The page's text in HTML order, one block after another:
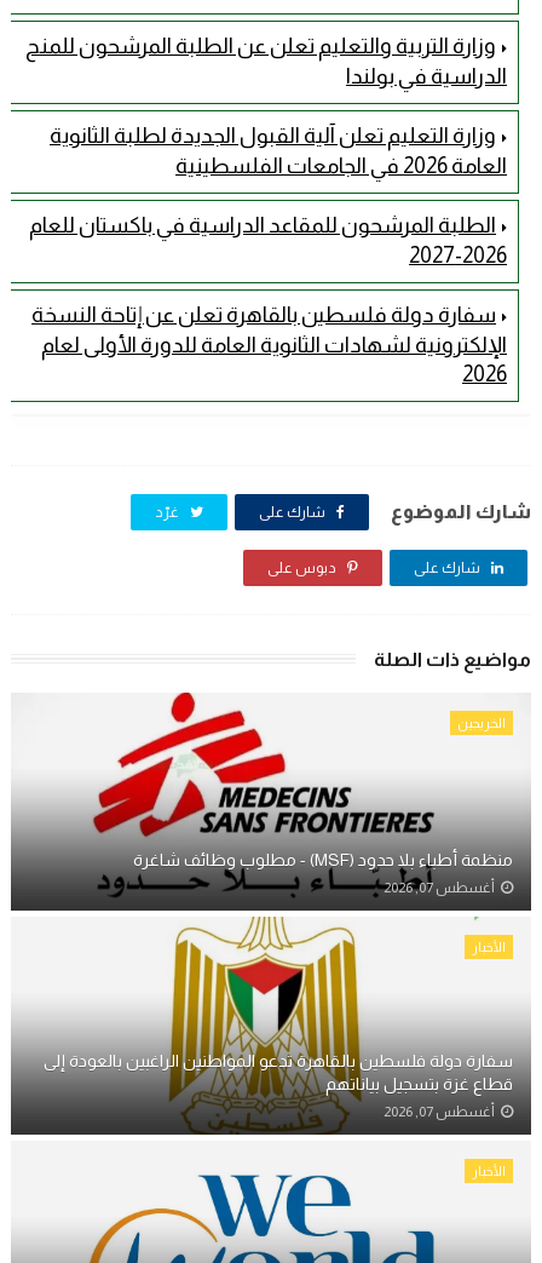
وزارة التربية والتعليم تعلن عن الطلبة المرشحون للمنح
الدراسية في بولندا
وزارة التعليم تعلن آلية القبول الجديدة لطلبة الثانوية
العامة 2026 في الجامعات الفلسطينية
الطلبة المرشحون للمقاعد الدراسية في باكستان للعام
2026-2027
سفارة دولة فلسطين بالقاهرة تعلن عن إتاحة النسخة
الإلكترونية لشهادات الثانوية العامة للدورة الأولى لعام
2026
شارك الموضوع شارك على غرّد
شارك على دبوس على
مواضيع ذات الصلة
الخريجين
منظمة أطباء بلا حدود (MSF) - مطلوب وظائف شاغرة
أغسطس 07, 2026
الأخبار
سفارة دولة فلسطين بالقاهرة تدعو المواطنين الراغبين بالعودة إلى
قطاع غزة بتسجيل بياناتهم
أغسطس 07, 2026
الأخبار